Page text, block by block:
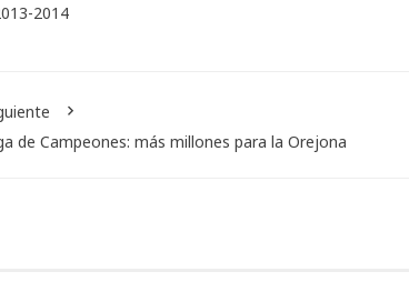
2014
de Campeones: más millones para la Orejona